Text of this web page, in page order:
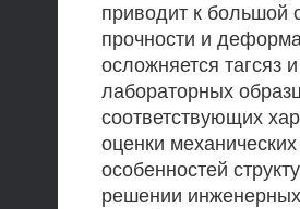
приводит к большой
прочности и
осложняется тагсяз
лабораторных
соответствующих
оценки
особенностей
решении